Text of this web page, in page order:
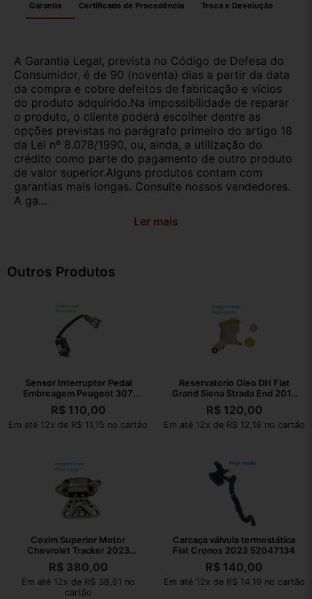
Garantia Certificado de Procedência Troca e Devolução
A Garantia Legal, prevista no Código de Defesa do
Consumidor, é de 90 (noventa) dias a partir da data
da compra e cobre defeitos de fabricação e vícios
do produto adquirido.Na impossibilidade de reparar
o produto, o cliente poderá escolher dentre as
opções previstas no parágrafo primeiro do artigo 18
da Lei nº 8.078/1990, ou, ainda, a utilização do
crédito como parte do pagamento de outro produto
de valor superior.Alguns produtos contam com
garantias mais longas. Consulte nossos vendedores.
A ga...
Ler mais
Outros Produtos
Sensor Interruptor Pedal
Embreagem Peugeot 307
2008 Original
R$110,00
Em até 12x de R$ 11,15 no cartão
Reservatorio Oleo DH Fiat
Grand Siena Strada End 2013
050535
R$120,00
Em até 12x de R$ 12,16 no cartão
Coxim Superior Motor
Chevrolet Tracker 2023
AISi9Cu3Fe1
R$380,00
Em até 12x de R$ 38,51 no
cartão
Carcaça válvula termostática
Fiat Cronos 2023 52047134
R$ 140,00
Em até 12x de R$ 14,19 no cartão